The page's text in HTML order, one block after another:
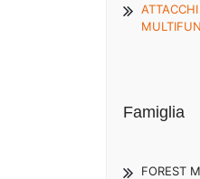
ATTACCHI
Famiglia
FOREST